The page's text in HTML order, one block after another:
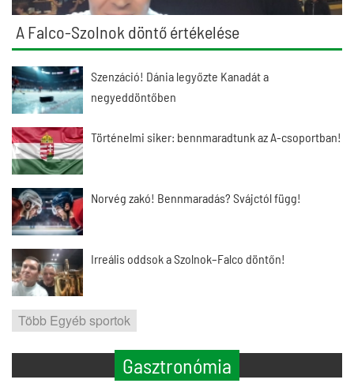
A Falco-Szolnok döntő értékelése
Szenzáció! Dánia legyőzte Kanadát a
negyeddöntőben
Történelmi siker: bennmaradtunk az A-csoportban!
Norvég zakó! Bennmaradás? Svájctól függ!
Irreális oddsok a Szolnok–Falco döntőn!
Több Egyéb sportok
Gasztronómia